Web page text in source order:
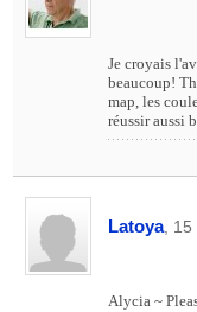
Je croyais
beaucoup!
map, les
réussir aussi
Latoya, 15
Alycia ~